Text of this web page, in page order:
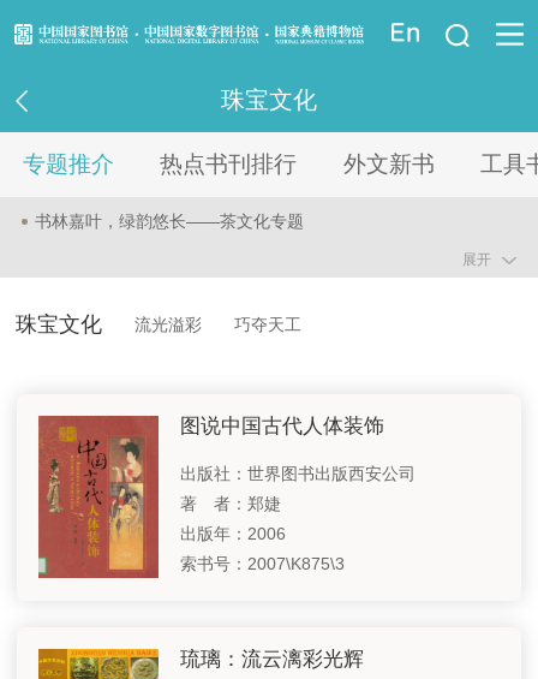
资讯信息
业界服务
少儿馆
重点项目
国家图书馆基金会
珠宝文化
专题推介 热点书刊排行 外文新书 工具
书林嘉叶，绿韵悠长——茶文化专题
控制体重 健康人生—国民健康专题
古朴时尚的民族特色—中国非物质文化遗产系列专题之二
书启家途，育梦有方—家庭教育专题
智慧结晶 历久弥珍—中国珠宝文化专题
纵贯南北 融古通今——北京中轴线专题
耕耘收获，古今辉映——中华农耕文明专题
展开
珠宝文化 流光溢彩 巧夺天工
图说中国古代人体装饰
出版社：世界图书出版西安公司
著 者：郑婕
出版年：2006
索书号：2007\K875\3
琉璃：流云漓彩光辉